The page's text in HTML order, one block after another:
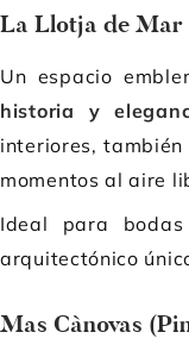
La Llotja de Mar
Un espacio
historia y
interiores,
momentos al aire
Ideal para bodas
arquitectónico
Mas Cànovas